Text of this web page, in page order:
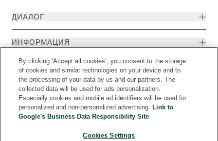
ДИАЛОГ
ИНФОРМАЦИЯ
By clicking ‘Accept all cookies’, you consent to the storage
of cookies and similar technologies on your device and to
the processing of your data by us and our partners. The
collected data will be used for ads personalization.
Especially cookies and mobile ad identifiers will be used for
personalized and non-personalized advertising. Link to
Google's Business Data Responsibility Site
Cookies Settings